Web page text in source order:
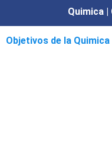
Quimica
Objetivos de la Quimica